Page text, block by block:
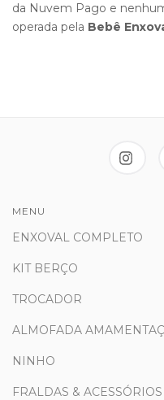
da Nuvem Pago e
operada pela Bebê
MENU
ENXOVAL COMPLETO
KIT BERÇO
TROCADOR
ALMOFADA
NINHO
FRALDAS & ACESSÓRIOS